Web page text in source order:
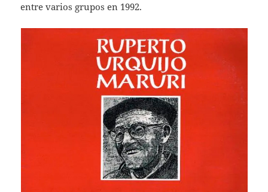
entre varios grupos en 1992.